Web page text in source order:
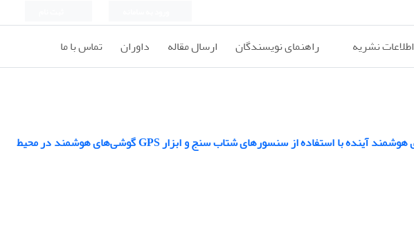
اطلاعات نشریه راهنمای نویسندگان ارسال مقاله داوران تماس با ما
بررسی وضعیت خرابی های سطحی روسازی‌های شهری در شهر‌های هوشمند آینده با استفاده از سنسورهای شتاب سنج و ابزار GPS گوشی‌های هوشمند در محیط